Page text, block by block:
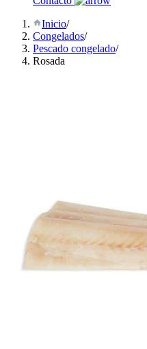
Inicio/
Congelados/
Pescado congelado/
Rosada